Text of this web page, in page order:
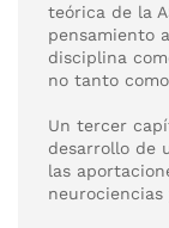
teórica de la
pensamiento
disciplina
no tanto
Un tercer
desarrollo de
las
neurociencias